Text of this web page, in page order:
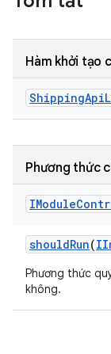
Hàm khởi tạo
ShippingApi
Phương thức
IModule
shouldRun(
Phương thức
không.